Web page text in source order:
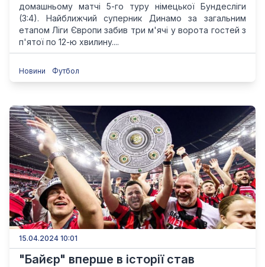
домашньому матчі 5-го туру німецької Бундесліги
(3:4). Найближчий суперник Динамо за загальним
етапом Ліги Європи забив три м'ячі у ворота гостей з
п'ятої по 12-ю хвилину....
Новини Футбол
15.04.2024 10:01
"Байєр" вперше в історії став